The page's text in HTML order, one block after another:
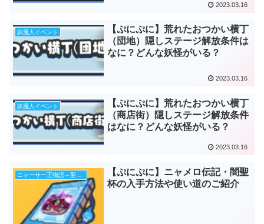
2023.03.16
妖魔人イベント
【ぷにぷに】荒れたおつかい横丁
（団地）隠しステージ解放条件は
なに？どんな妖怪がいる？
2023.03.16
妖魔人イベント
【ぷにぷに】荒れたおつかい横丁
（商店街）隠しステージ解放条件
はなに？どんな妖怪がいる？
2023.03.16
【ぷにぷに】ニャメロ伝記・闇聖
杯の入手方法や使い道のご紹介